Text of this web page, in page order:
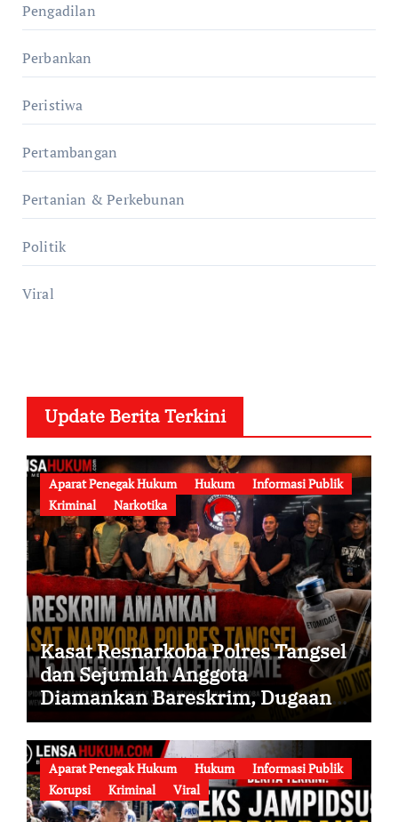
Pengadilan
Perbankan
Peristiwa
Pertambangan
Pertanian & Perkebunan
Politik
Viral
Update Berita Terkini
Aparat Penegak Hukum Hukum
Informasi Publik
Kriminal
Narkotika
Kasat Resnarkoba Polres Tangsel
dan Sejumlah Anggota
Diamankan Bareskrim, Dugaan
Penyalahgunaan Narkoba serta
Penyalahgunaan Wewenang
Didalami
Aparat Penegak Hukum Hukum
Informasi Publik
Korupsi
Kriminal Viral